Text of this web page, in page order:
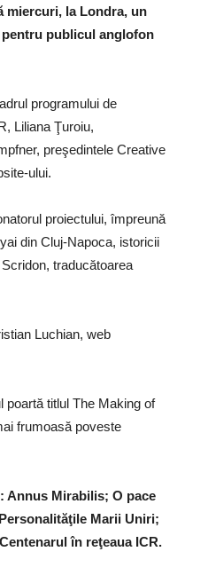
miercuri, la Londra, un
publicul anglofon
programului de
Liliana Ţuroiu,
preşedintele Creative
ului.
proiectului, împreună
din Cluj-Napoca, istoricii
traducătoarea
Luchian, web
poartă titlul The Making of
frumoasă poveste
Annus Mirabilis; O pace
Marii Uniri;
în reţeaua ICR.